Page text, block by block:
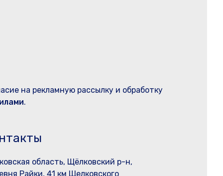
на рекламную рассылку и обработку
.
область, Щёлковский р-н,
Райки, 41 км Щелковского